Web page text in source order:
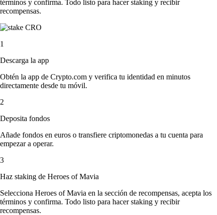
términos y confirma. Todo listo para hacer staking y recibir
recompensas.
1
Descarga la app
Obtén la app de Crypto.com y verifica tu identidad en minutos
directamente desde tu móvil.
2
Deposita fondos
Añade fondos en euros o transfiere criptomonedas a tu cuenta para
empezar a operar.
3
Haz staking de Heroes of Mavia
Selecciona Heroes of Mavia en la sección de recompensas, acepta los
términos y confirma. Todo listo para hacer staking y recibir
recompensas.